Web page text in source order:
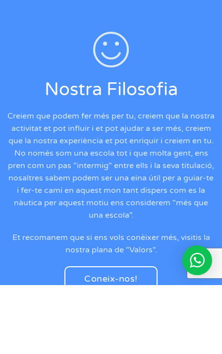
Nostra Filosofia
Creiem que podem fer més per tu, creiem que la nostra
activitat et pot influir i et pot ajudar a ser més, creiem
que la nostra experiència et pot enriquir i creiem en tu.
No només som una escola tot i que molta gent, ens
pren com un pas "intermig" entre ells i la seva titulació,
nosaltres sabem podem ser una eina útil per a guiar-te
i fer-te camí en aquest mon tant dispers com es la
nàutica per aquest motiu ens considerem "més que
una escola".
Et recomanem que si ens vols conèixer més, visitis la
nostra plana de "Valors".
Coneix-nos!